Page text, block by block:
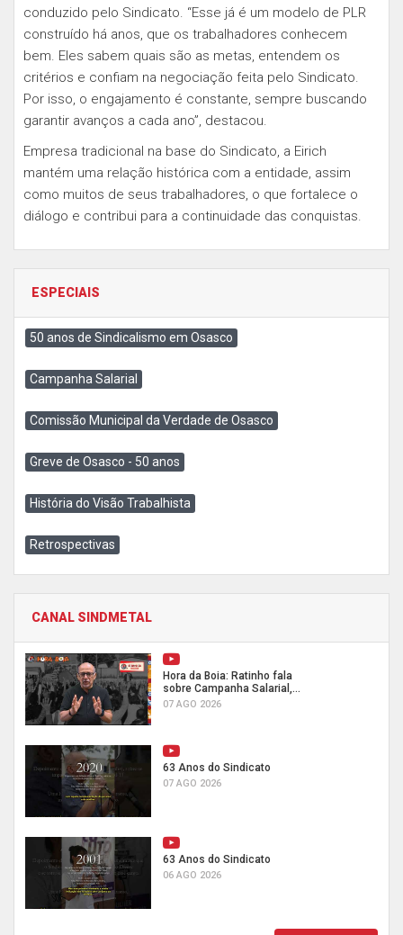
conduzido pelo Sindicato. “Esse já é um modelo de PLR
construído há anos, que os trabalhadores conhecem
bem. Eles sabem quais são as metas, entendem os
critérios e confiam na negociação feita pelo Sindicato.
Por isso, o engajamento é constante, sempre buscando
garantir avanços a cada ano”, destacou.
Empresa tradicional na base do Sindicato, a Eirich
mantém uma relação histórica com a entidade, assim
como muitos de seus trabalhadores, o que fortalece o
diálogo e contribui para a continuidade das conquistas.
ESPECIAIS
50 anos de Sindicalismo em Osasco
Campanha Salarial
Comissão Municipal da Verdade de Osasco
Greve de Osasco - 50 anos
História do Visão Trabalhista
Retrospectivas
CANAL SINDMETAL
Hora da Boia: Ratinho fala
sobre Campanha Salarial,...
07 AGO 2026
63 Anos do Sindicato
07 AGO 2026
63 Anos do Sindicato
06 AGO 2026